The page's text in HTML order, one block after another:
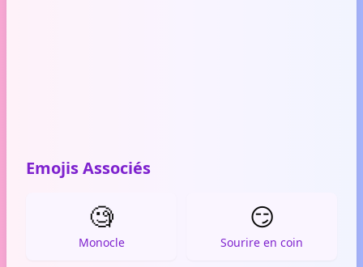
Emojis Associés
🧐
Monocle
😏
Sourire en coin